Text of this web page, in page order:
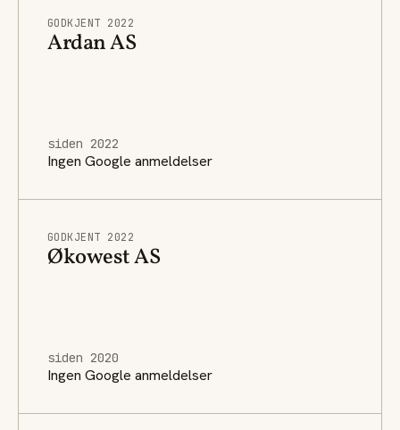
GODKJENT 2022
Ardan AS
siden 2022
Ingen Google anmeldelser
GODKJENT 2022
Økowest AS
siden 2020
Ingen Google anmeldelser